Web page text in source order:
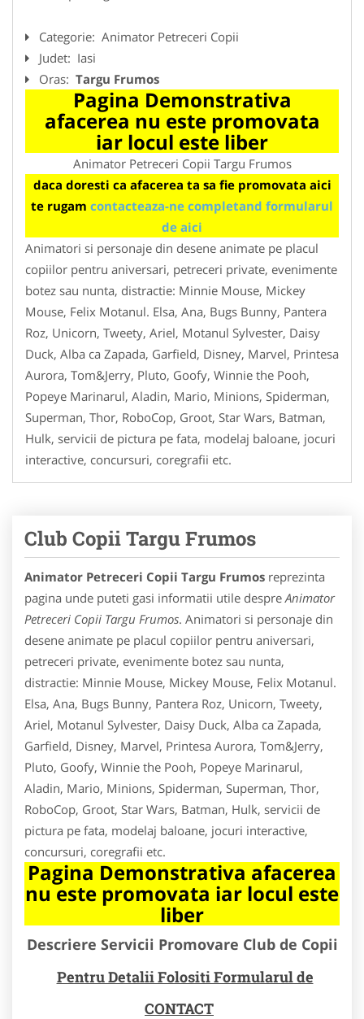
Categorie: Animator Petreceri Copii
Judet: Iasi
Oras: Targu Frumos
Pagina Demonstrativa
afacerea nu este promovata
iar locul este liber
Animator Petreceri Copii Targu Frumos
daca doresti ca afacerea ta sa fie promovata aici
te rugam contacteaza-ne completand formularul
de aici
Animatori si personaje din desene animate pe placul
copiilor pentru aniversari, petreceri private, evenimente
botez sau nunta, distractie: Minnie Mouse, Mickey
Mouse, Felix Motanul. Elsa, Ana, Bugs Bunny, Pantera
Roz, Unicorn, Tweety, Ariel, Motanul Sylvester, Daisy
Duck, Alba ca Zapada, Garfield, Disney, Marvel, Printesa
Aurora, Tom&Jerry, Pluto, Goofy, Winnie the Pooh,
Popeye Marinarul, Aladin, Mario, Minions, Spiderman,
Superman, Thor, RoboCop, Groot, Star Wars, Batman,
Hulk, servicii de pictura pe fata, modelaj baloane, jocuri
interactive, concursuri, coregrafii etc.
Club Copii Targu Frumos
Animator Petreceri Copii Targu Frumos reprezinta
pagina unde puteti gasi informatii utile despre Animator
Petreceri Copii Targu Frumos. Animatori si personaje din
desene animate pe placul copiilor pentru aniversari,
petreceri private, evenimente botez sau nunta,
distractie: Minnie Mouse, Mickey Mouse, Felix Motanul.
Elsa, Ana, Bugs Bunny, Pantera Roz, Unicorn, Tweety,
Ariel, Motanul Sylvester, Daisy Duck, Alba ca Zapada,
Garfield, Disney, Marvel, Printesa Aurora, Tom&Jerry,
Pluto, Goofy, Winnie the Pooh, Popeye Marinarul,
Aladin, Mario, Minions, Spiderman, Superman, Thor,
RoboCop, Groot, Star Wars, Batman, Hulk, servicii de
pictura pe fata, modelaj baloane, jocuri interactive,
concursuri, coregrafii etc.
Pagina Demonstrativa afacerea
nu este promovata iar locul este
liber
Descriere Servicii Promovare Club de Copii
Pentru Detalii Folositi Formularul de
CONTACT